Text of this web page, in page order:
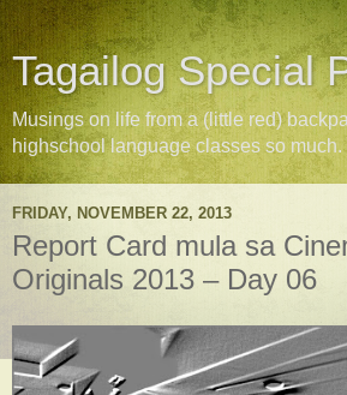
Tagailog Special
Musings on life from a (little red)
highschool language classes so much.
FRIDAY, NOVEMBER 22, 2013
Report Card mula sa
Originals 2013 – Day 06